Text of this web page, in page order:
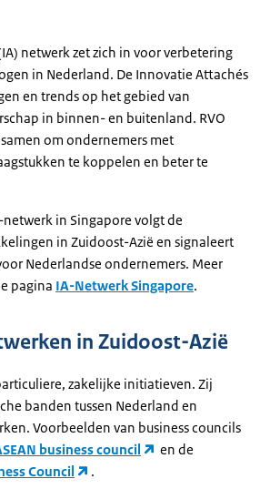
netwerk zet zich in voor verbetering
in Nederland. De Innovatie Attachés
en trends op het gebied van
in binnen- en buitenland. RVO
om ondernemers met
te koppelen en beter te
netwerk in Singapore volgt de
in Zuidoost-Azië en signaleert
Nederlandse ondernemers. Meer
pagina IA-Netwerk Singapore.
in Zuidoost-Azië
zakelijke initiatieven. Zij
banden tussen Nederland en
Voorbeelden van business councils
business council
en de
Council
.